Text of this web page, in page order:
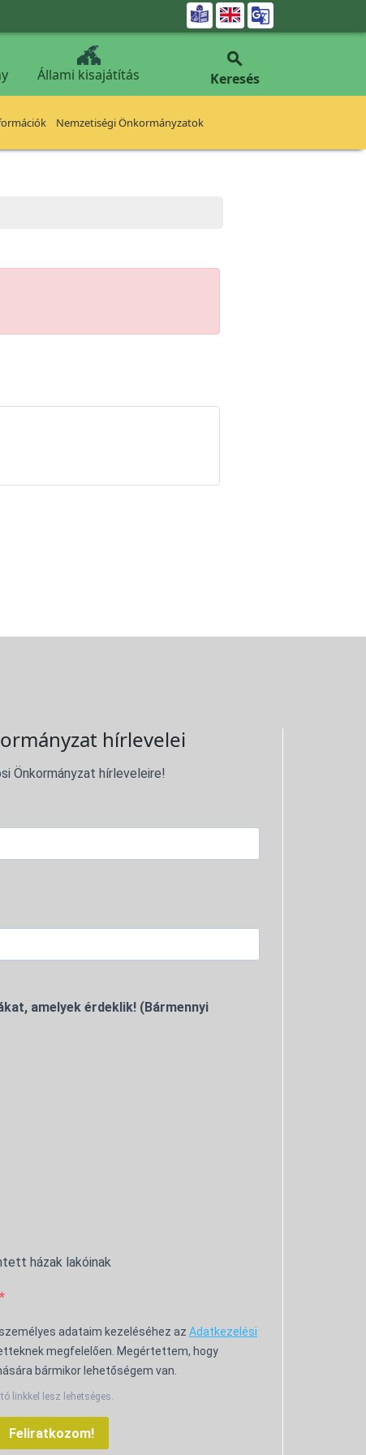

Állami kisajátítás

Keresés
Nemzetiségi Önkormányzatok
hírlevelei
Önkormányzat hírleveleire!
amelyek érdeklik! (Bármennyi
házak lakóinak
adataim kezeléséhez az Adatkezelési
megfelelően. Megértettem, hogy
bármikor lehetőségem van.
linkkel lesz lehetséges.
Feliratkozom!